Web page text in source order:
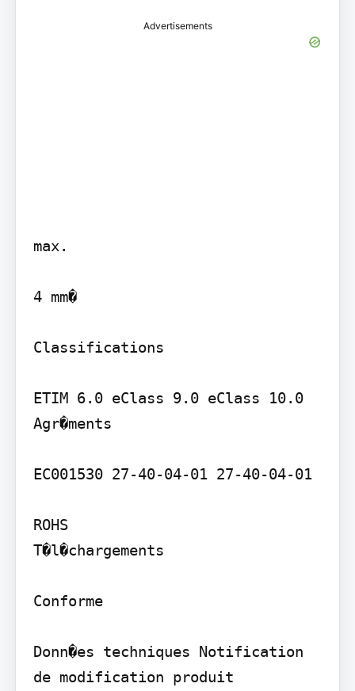
Advertisements
max.
4 mm�
Classifications
ETIM 6.0 eClass 9.0 eClass 10.0
Agr�ments
EC001530 27-40-04-01 27-40-04-01
ROHS
T�l�chargements
Conforme
Donn�es techniques Notification
de modification produit